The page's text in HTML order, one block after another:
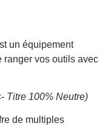
un équipement
ranger vos outils avec
Titre 100% Neutre)
de multiples